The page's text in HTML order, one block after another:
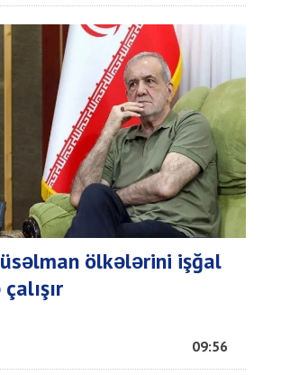
ölkələrini işğal
09:56